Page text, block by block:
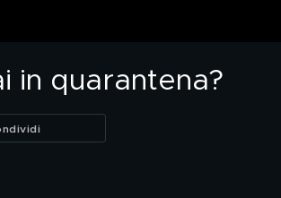
in quarantena?